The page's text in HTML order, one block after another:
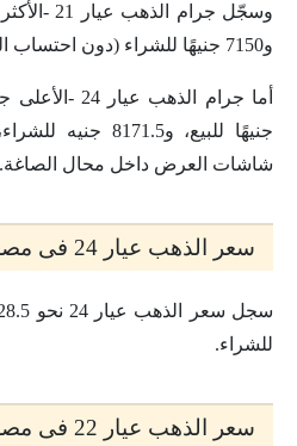
و7150 جنيهًا للشراء (دون احتساب المصنعية).
جنيهًا للبيع،
شاشات العرض داخل محال الصاغة.
سعر الذهب عيار 24 فى مصر اليوم
للشراء.
سعر الذهب عيار 22 فى مصر اليوم